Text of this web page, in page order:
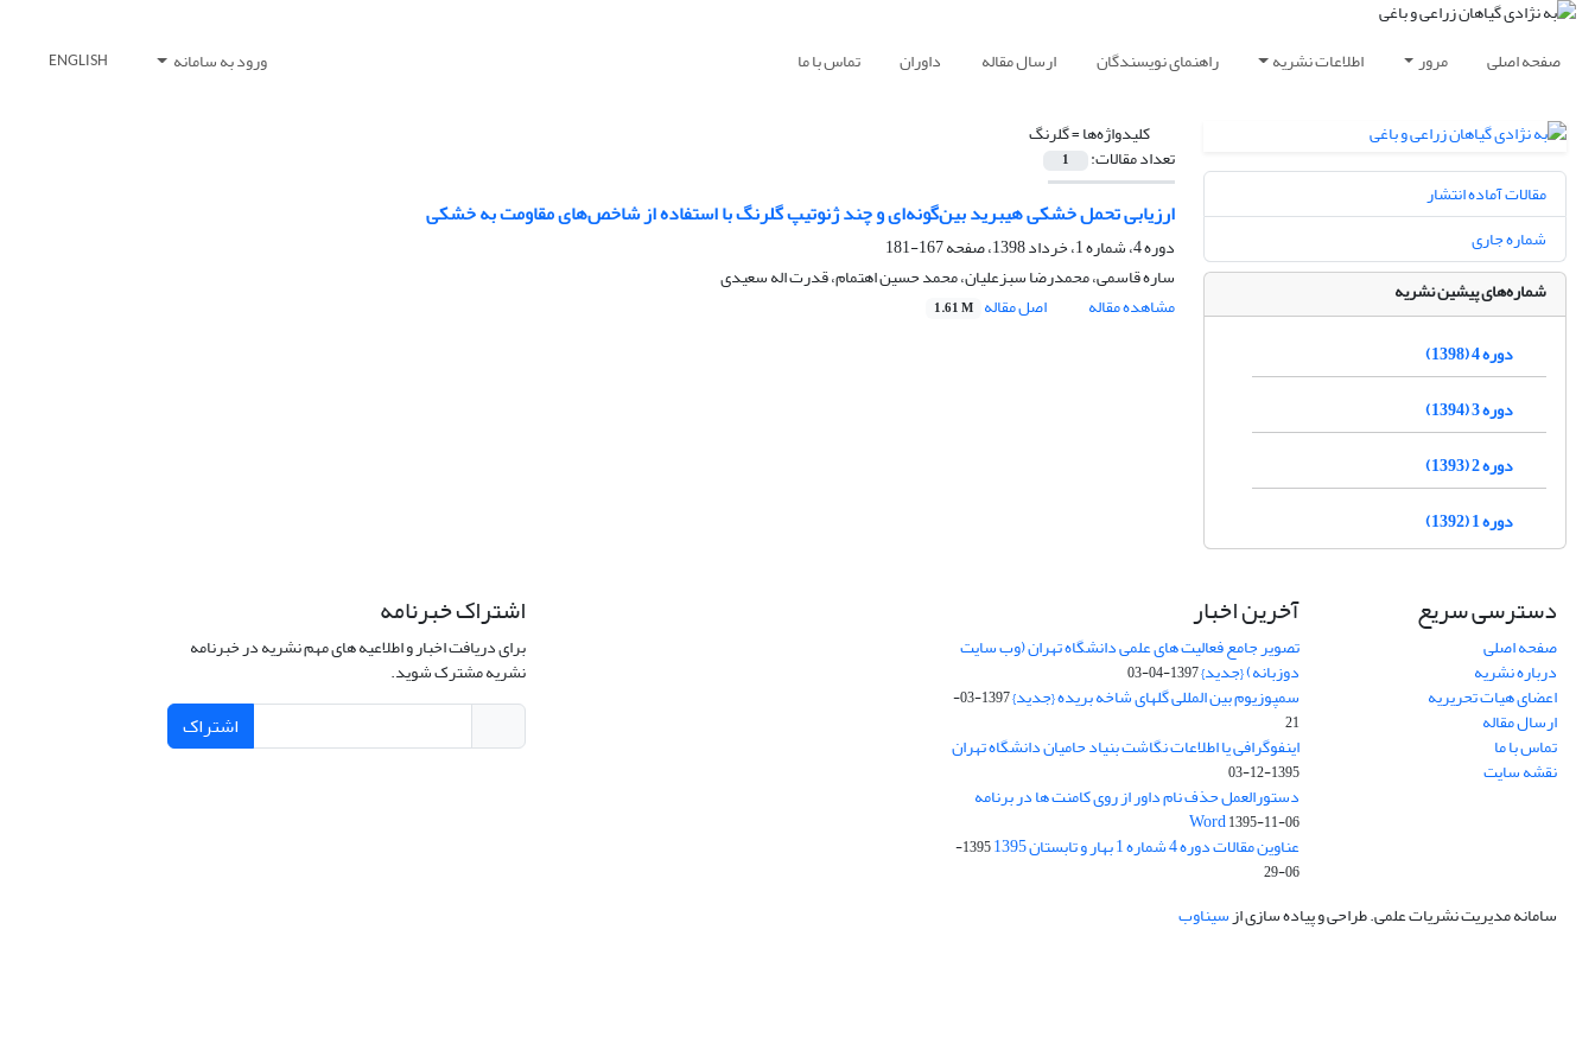
صفحه اصلی مرور اطلاعات نشریه راهنمای نویسندگان ارسال مقاله داوران تماس با ما ورود به سامانه ENGLISH
کلیدواژه‌ها =گلرنگ
تعداد مقالات: 1
ارزیابی تحمل خشکی هیبرید بین‌گونه‌ای و چند ژنوتیپ‌ گلرنگ با استفاده از شاخص‌های مقاومت به خشکی
دوره 4، شماره 1، خرداد 1398، صفحه
167-181
ساره قاسمی، محمدرضا سبزعلیان، محمد حسین اهتمام، قدرت اله سعیدی
مشاهده مقاله
اصل مقاله 1.61 M
مقالات آماده انتشار
شماره جاری
شماره‌های پیشین نشریه
دوره 4 (1398)
دوره 3 (1394)
دوره 2 (1393)
دوره 1 (1392)
دسترسی سریع
صفحه اصلی
درباره نشریه
اعضای هیات تحریریه
ارسال مقاله
تماس با ما
نقشه سایت
آخرین اخبار
تصویر جامع فعالیت های علمی دانشگاه تهران (وب سایت
دوزبانه) {جدید}1397-04-03
سمپوزیوم بین المللی گلهای شاخه بریده {جدید}
1397-03-
21
اینفوگرافی یا اطلاعات نگاشت بنیاد حامیان دانشگاه تهران
1395-12-03
دستورالعمل حذف نام داور از روی کامنت ها در برنامه
Word1395-11-06
عناوین مقالات دوره 4 شماره 1 بهار و تابستان 1395
1395-
06-29
اشتراک خبرنامه
برای دریافت اخبار و اطلاعیه های مهم نشریه در خبرنامه
نشریه مشترک شوید.
اشتراک
سامانه مدیریت نشریات علمی.طراحی و پیاده سازی ازسیناوب